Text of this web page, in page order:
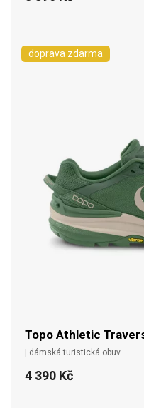
doprava zdarma
Topo Athletic
| dámská turistická obuv
4 390 Kč